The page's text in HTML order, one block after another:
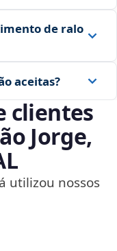
de ralo
aceitas?
clientes
Jorge,
utilizou nossos